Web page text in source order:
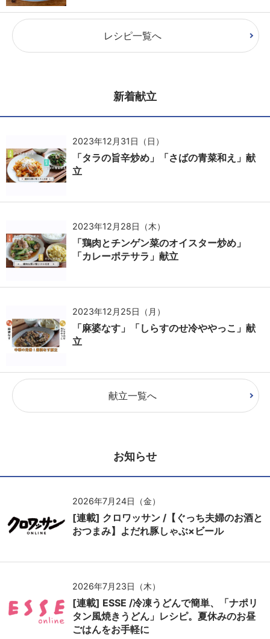
レシピ一覧へ
新着献立
2023年12月31日（日）
「タラの旨辛炒め」「さばの青菜和え」献
立
2023年12月28日（木）
「鶏肉とチンゲン菜のオイスター炒め」
「カレーポテサラ」献立
2023年12月25日（月）
「麻婆なす」「しらすのせ冷ややっこ」献
立
献立一覧へ
お知らせ
2026年7月24日（金）
[連載] クロワッサン /【ぐっち夫婦のお酒と
おつまみ】よだれ豚しゃぶ×ビール
2026年7月23日（木）
[連載] ESSE /冷凍うどんで簡単、「ナポリ
タン風焼きうどん」レシピ。夏休みのお昼
ごはんをお手軽に